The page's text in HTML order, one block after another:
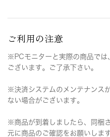
ご利用の注意
※PCモニターと実際の商品では
ございます。ご了承下さい。
※決済システムのメンテナンス
ない場合がございます。
※商品が到着しましたら、同梱
元に商品のご確認をお願いします